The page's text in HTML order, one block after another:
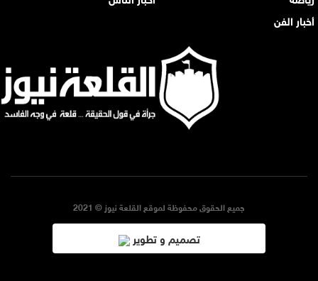
أخبار الفن
جميع الحقوق محفوظة لموقع القلعة نيوز © 2021
تصميم و تطوير